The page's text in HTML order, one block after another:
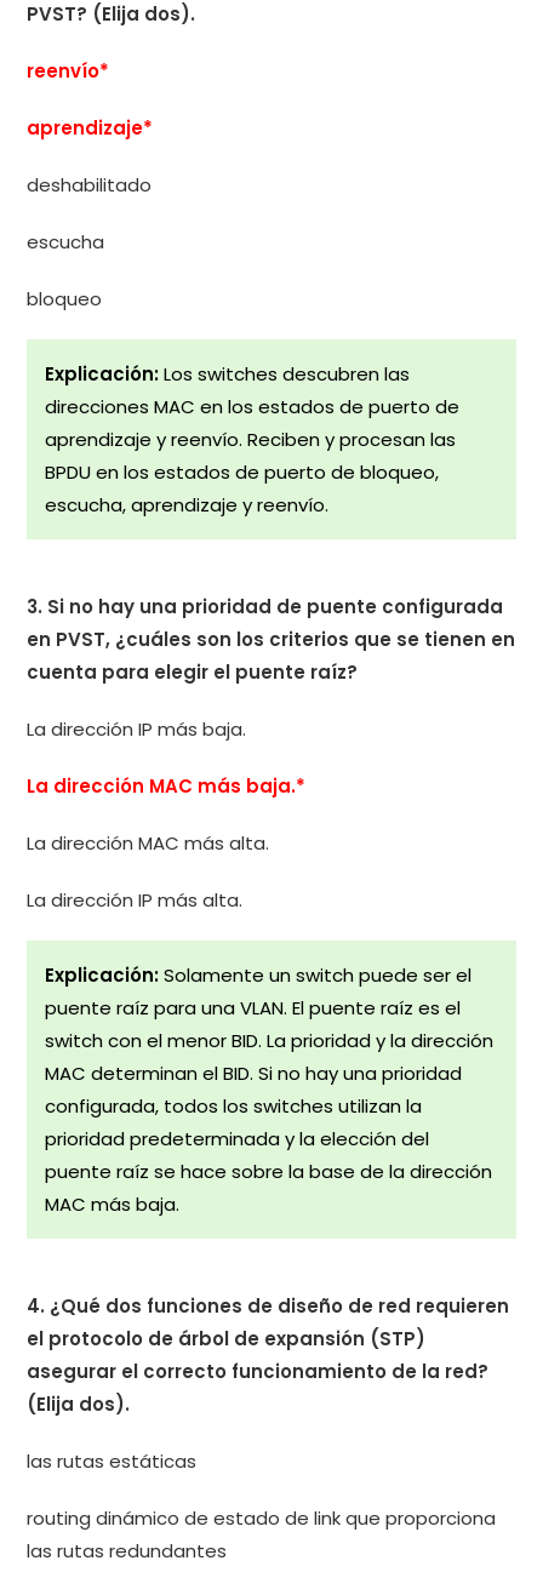
PVST? (Elija dos).
reenvío*
aprendizaje*
deshabilitado
escucha
bloqueo
Explicación:Los switches descubren las
direcciones MAC en los estados de puerto de
aprendizaje y reenvío. Reciben y procesan las
BPDU en los estados de puerto de bloqueo,
escucha, aprendizaje y reenvío.
3. Si no hay una prioridad de puente configurada
en PVST, ¿cuáles son los criterios que se tienen en
cuenta para elegir el puente raíz?
La dirección IP más baja.
La dirección MAC más baja.*
La dirección MAC más alta.
La dirección IP más alta.
Explicación:Solamente un switch puede ser el
puente raíz para una VLAN. El puente raíz es el
switch con el menor BID. La prioridad y la dirección
MAC determinan el BID. Si no hay una prioridad
configurada, todos los switches utilizan la
prioridad predeterminada y la elección del
puente raíz se hace sobre la base de la dirección
MAC más baja.
4. ¿Qué dos funciones de diseño de red requieren
el protocolo de árbol de expansión (STP)
asegurar el correcto funcionamiento de la red?
(Elija dos).
las rutas estáticas
routing dinámico de estado de link que proporciona
las rutas redundantes